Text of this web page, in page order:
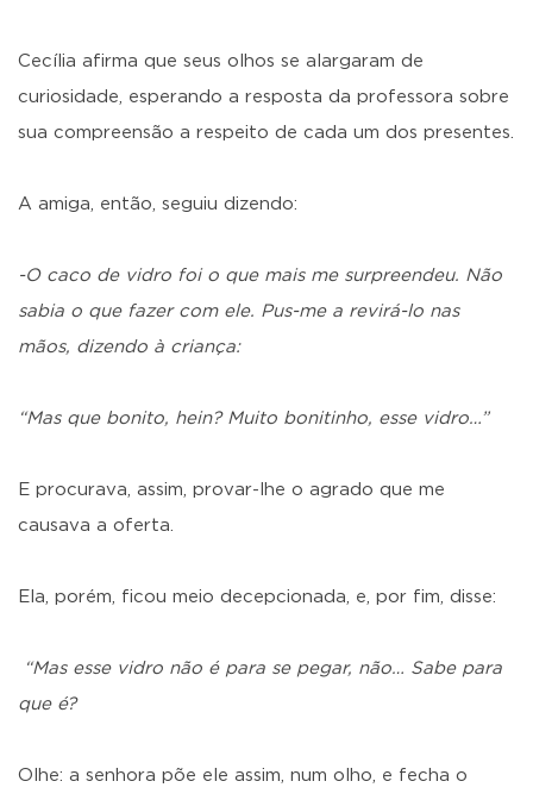
Cecília afirma que seus olhos se alargaram de
curiosidade, esperando a resposta da professora sobre
sua compreensão a respeito de cada um dos presentes.
A amiga, então, seguiu dizendo:
-O caco de vidro foi o que mais me surpreendeu. Não
sabia o que fazer com ele. Pus-me a revirá-lo nas
mãos, dizendo à criança:
“Mas que bonito, hein? Muito bonitinho, esse vidro…”
E procurava, assim, provar-lhe o agrado que me
causava a oferta.
Ela, porém, ficou meio decepcionada, e, por fim, disse:
“Mas esse vidro não é para se pegar, não… Sabe para
que é?
Olhe: a senhora põe ele assim, num olho, e fecha o